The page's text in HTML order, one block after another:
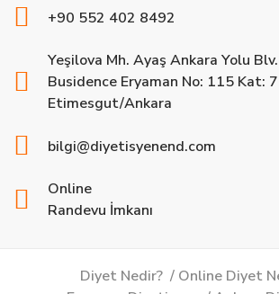
+90 552 402 8492
Yeşilova Mh. Ayaş Ankara Yolu
Busidence Eryaman No: 115 Kat:
Etimesgut/Ankara
bilgi@diyetisyenend.com
Online
Randevu İmkanı
Diyet Nedir?
Online Diyet